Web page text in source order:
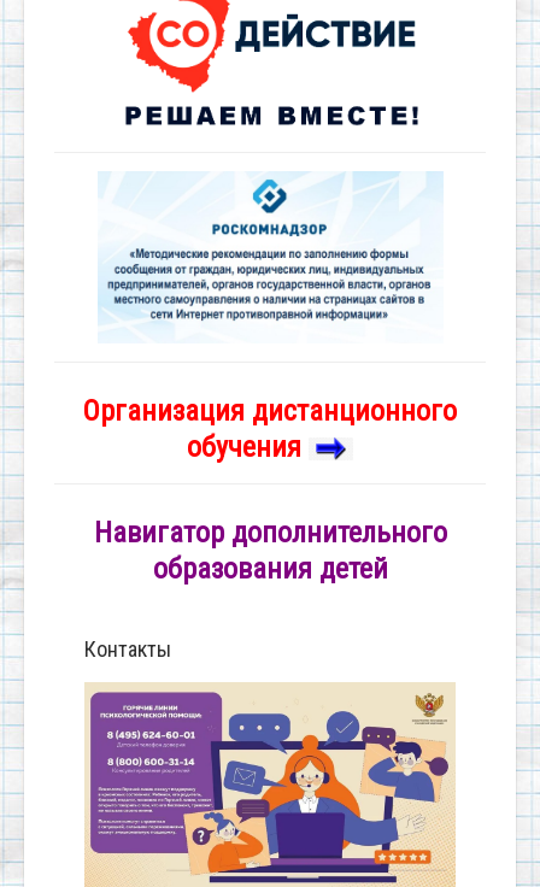
Организация дистанционного
обучения
Навигатор дополнительного
образования детей
Контакты